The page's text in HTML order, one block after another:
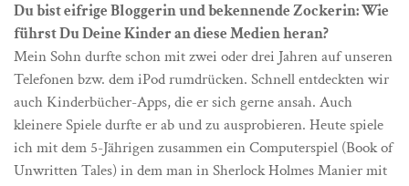
Du bist eifrige Bloggerin und bekennende Zockerin: Wie
führst Du Deine Kinder an diese Medien heran?
Mein Sohn durfte schon mit zwei oder drei Jahren auf unseren
Telefonen bzw. dem iPod rumdrücken. Schnell entdeckten wir
auch Kinderbücher-Apps, die er sich gerne ansah. Auch
kleinere Spiele durfte er ab und zu ausprobieren. Heute spiele
ich mit dem 5-Jährigen zusammen ein Computerspiel (Book of
Unwritten Tales) in dem man in Sherlock Holmes Manier mit